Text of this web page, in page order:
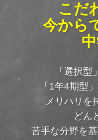
こだ
今から
「選択型
「1年4期型
メリハリを
どん
苦手な分野を